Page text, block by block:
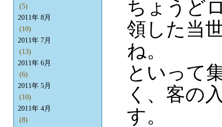
ちょうど
領した当
ね。
といって
く、客の
す。
(5)
2011年 8月
(10)
2011年 7月
(13)
2011年 6月
(6)
2011年 5月
(10)
2011年 4月
(8)